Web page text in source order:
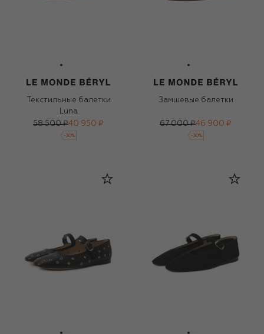
Текстильные балетки
Luna
58 500 ₽40 950 ₽
-30%
Замшевые балетки
67 000 ₽46 900 ₽
-30%